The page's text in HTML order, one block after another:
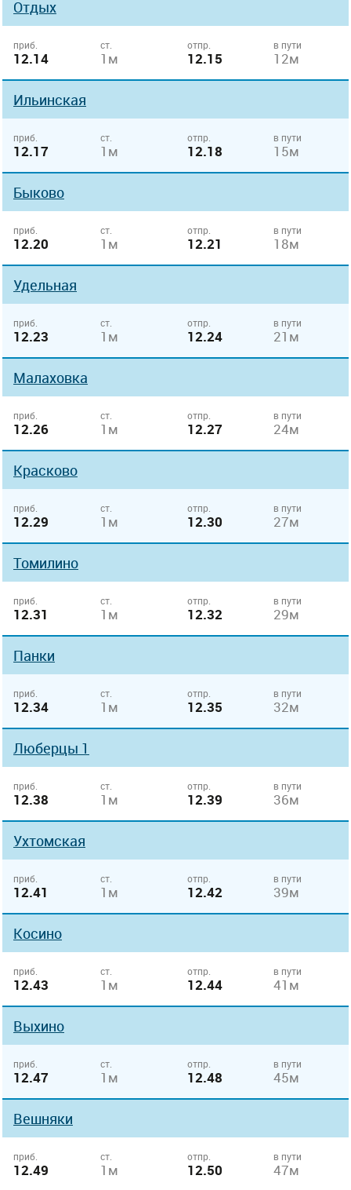
Отдых
приб.
12.14
ст.
1м
отпр.
12.15
в пути
12м
Ильинская
приб.
12.17
ст.
1м
отпр.
12.18
в пути
15м
Быково
приб.
12.20
ст.
1м
отпр.
12.21
в пути
18м
Удельная
приб.
12.23
ст.
1м
отпр.
12.24
в пути
21м
Малаховка
приб.
12.26
ст.
1м
отпр.
12.27
в пути
24м
Красково
приб.
12.29
ст.
1м
отпр.
12.30
в пути
27м
Томилино
приб.
12.31
ст.
1м
отпр.
12.32
в пути
29м
Панки
приб.
12.34
ст.
1м
отпр.
12.35
в пути
32м
Люберцы 1
приб.
12.38
ст.
1м
отпр.
12.39
в пути
36м
Ухтомская
приб.
12.41
ст.
1м
отпр.
12.42
в пути
39м
Косино
приб.
12.43
ст.
1м
отпр.
12.44
в пути
41м
Выхино
приб.
12.47
ст.
1м
отпр.
12.48
в пути
45м
Вешняки
приб.
12.49
ст.
1м
отпр.
12.50
в пути
47м